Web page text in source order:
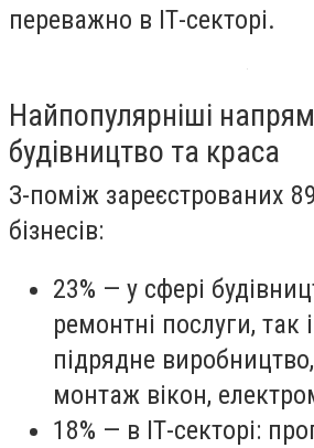
переважно в ІТ-секторі.
Найпопулярніші
будівництво та краса
З-поміж зареєстрованих
бізнесів:
23% — у сфері
ремонтні послуги, так
підрядне
монтаж вікон,
18% — в ІТ-секторі: